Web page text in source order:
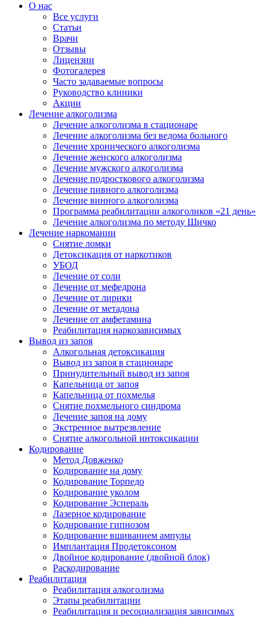
О нас
Все услуги
Статьи
Врачи
Отзывы
Лицензии
Фотогалерея
Часто задаваемые вопросы
Руководство клиники
Акции
Лечение алкоголизма
Лечение алкоголизма в стационаре
Лечение алкоголизма без ведома больного
Лечение хронического алкоголизма
Лечение женского алкоголизма
Лечение мужского алкоголизма
Лечение подросткового алкоголизма
Лечение пивного алкоголизма
Лечение винного алкоголизма
Программа реабилитации алкоголиков «21 день»
Лечение алкоголизма по методу Шичко
Лечение наркомании
Снятие ломки
Детоксикация от наркотиков
УБОД
Лечение от соли
Лечение от мефедрона
Лечение от лирики
Лечение от метадона
Лечение от амфетамина
Реабилитация наркозависимых
Вывод из запоя
Алкогольная детоксикация
Вывод из запоя в стационаре
Принудительный вывод из запоя
Капельница от запоя
Капельница от похмелья
Снятие похмельного синдрома
Лечение запоя на дому
Экстренное вытрезвление
Снятие алкогольной интоксикации
Кодирование
Метод Довженко
Кодирование на дому
Кодирование Торпедо
Кодирование уколом
Кодирование Эспераль
Лазерное кодирование
Кодирование гипнозом
Кодирование вшиванием ампулы
Имплантация Продетоксоном
Двойное кодирование (двойной блок)
Раскодирование
Реабилитация
Реабилитация алкоголизма
Этапы реабилитации
Реабилитация и ресоциализация зависимых